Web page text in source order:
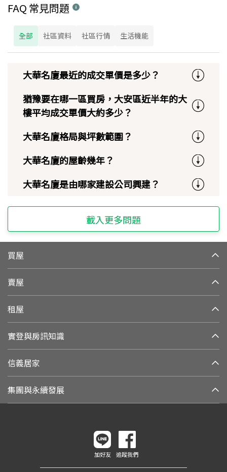
FAQ 常見問題
全部 社區資料 社區行情 生活機能
大華名廈最近的成交單價是多少？
猶豫要在哪一區買房，大安區近半年的大
樓平均成交單價大約多少？
大華名廈格局與坪數範圍？
大華名廈的屋齡幾年？
大華名廈是由哪家建設公司興建？
載入更多問題
買屋
賣屋
租屋
實登與房訊知識
信義居家
集團與永續發展
加好友 追蹤我們